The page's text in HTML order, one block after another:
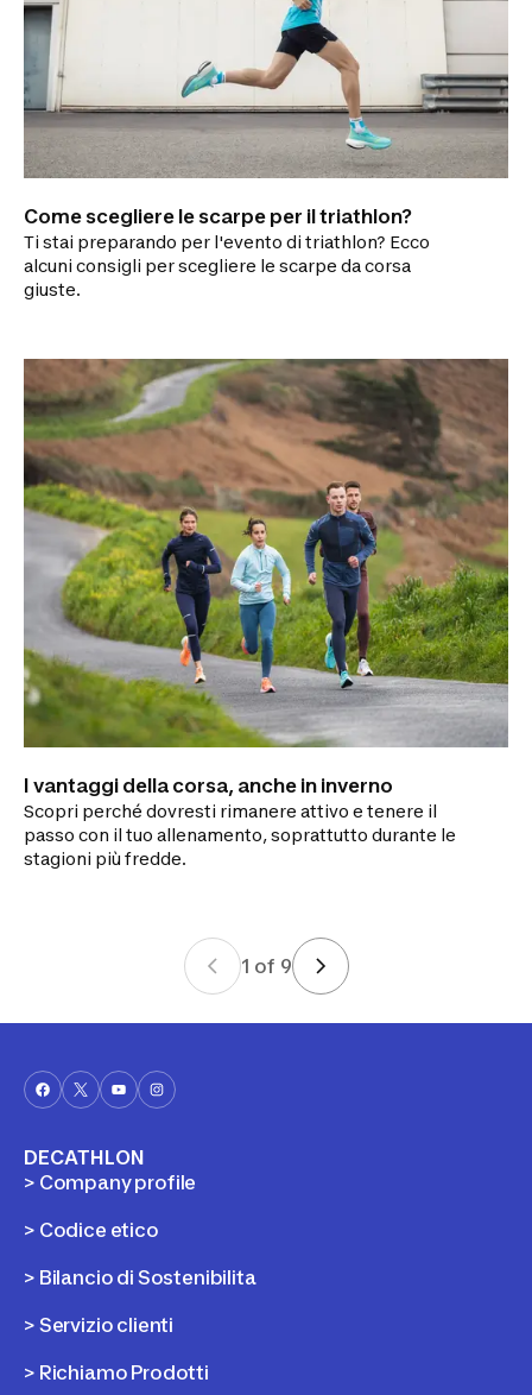
Come scegliere le scarpe per il triathlon?
Ti stai preparando per l'evento di triathlon? Ecco
alcuni consigli per scegliere le scarpe da corsa
giuste.
I vantaggi della corsa, anche in inverno
Scopri perché dovresti rimanere attivo e tenere il
passo con il tuo allenamento, soprattutto durante le
stagioni più fredde.
1 of 9
DECATHLON
> Company profile
> Codice etico
> Bilancio di Sostenibilita
> Servizio clienti
> Richiamo Prodotti